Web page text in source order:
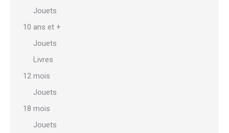
Jouets
10 ans et +
Jouets
Livres
12 mois
Jouets
18 mois
Jouets